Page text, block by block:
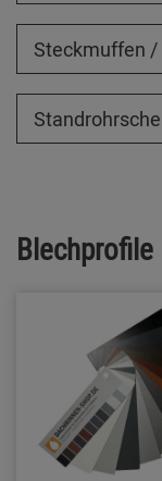
Steckmuffen
Blechprofile